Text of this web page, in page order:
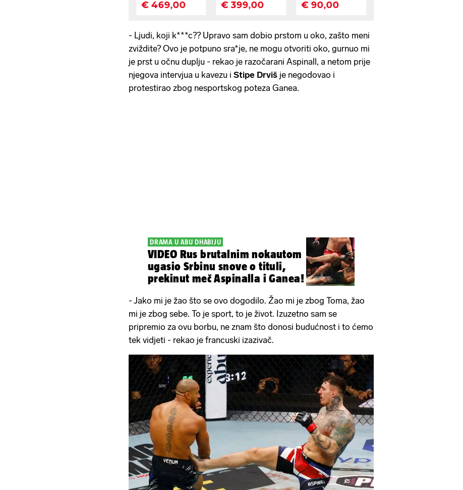
- Ljudi, koji k***c?? Upravo sam dobio prstom u oko, zašto meni
zviždite? Ovo je potpuno sra*je, ne mogu otvoriti oko, gurnuo mi
je prst u očnu duplju - rekao je razočarani Aspinall, a netom prije
njegova intervjua u kavezu i Stipe Drviš je negodovao i
protestirao zbog nesportskog poteza Ganea.
DRAMA U ABU DHABIJU
VIDEO Rus brutalnim nokautom
ugasio Srbinu snove o tituli,
prekinut meč Aspinalla i Ganea!
- Jako mi je žao što se ovo dogodilo. Žao mi je zbog Toma, žao
mi je zbog sebe. To je sport, to je život. Izuzetno sam se
pripremio za ovu borbu, ne znam što donosi budućnost i to ćemo
tek vidjeti - rekao je francuski izazivač.